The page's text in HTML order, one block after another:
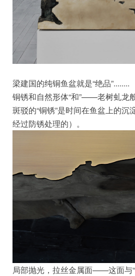
梁建国的纯铜鱼盆就是“绝品”........
铜锈和自然形体“和”——老树虬龙
斑驳的“铜锈”是时间在鱼盆上的沉
经过防锈处理的）。
局部抛光，拉丝金属面——这面与“